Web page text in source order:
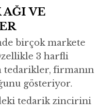
VE
birçok markete
3 harfli
tedarikler, firmanın
gösteriyor.
tedarik zincirini